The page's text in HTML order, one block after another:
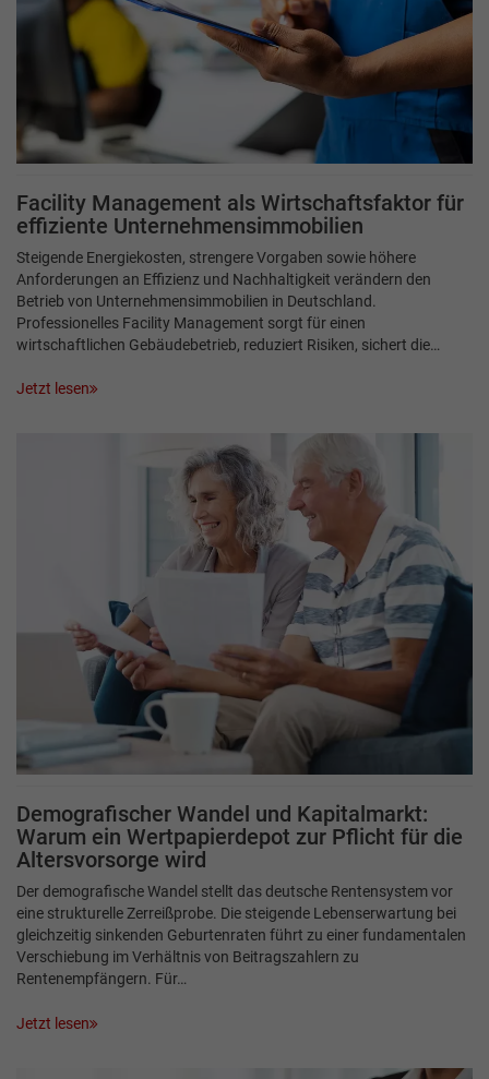
Facility Management als Wirtschaftsfaktor für
effiziente Unternehmensimmobilien
Steigende Energiekosten, strengere Vorgaben sowie höhere
Anforderungen an Effizienz und Nachhaltigkeit verändern den
Betrieb von Unternehmensimmobilien in Deutschland.
Professionelles Facility Management sorgt für einen
wirtschaftlichen Gebäudebetrieb, reduziert Risiken, sichert die…
Jetzt lesen
Demografischer Wandel und Kapitalmarkt:
Warum ein Wertpapierdepot zur Pflicht für die
Altersvorsorge wird
Der demografische Wandel stellt das deutsche Rentensystem vor
eine strukturelle Zerreißprobe. Die steigende Lebenserwartung bei
gleichzeitig sinkenden Geburtenraten führt zu einer fundamentalen
Verschiebung im Verhältnis von Beitragszahlern zu
Rentenempfängern. Für…
Jetzt lesen